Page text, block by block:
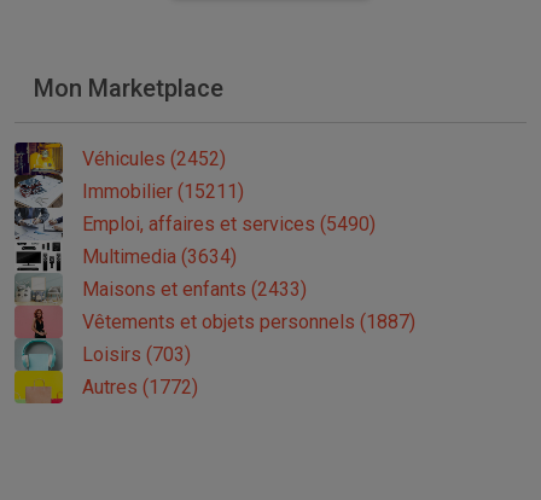
Mon Marketplace
Véhicules (2452)
Immobilier (15211)
Emploi, affaires et services (5490)
Multimedia (3634)
Maisons et enfants (2433)
Vêtements et objets personnels (1887)
Loisirs (703)
Autres (1772)